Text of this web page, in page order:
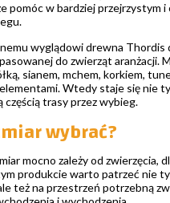
pomóc w bardziej przejrzystym i
wyglądowi drewna Thordis
do zwierząt aranżacji.
sianem, mchem, korkiem,
Wtedy staje się nie
częścią trasy przez wybieg.
wybrać?
mocno zależy od zwierzęcia,
produkcie warto patrzeć nie
też na przestrzeń potrzebną